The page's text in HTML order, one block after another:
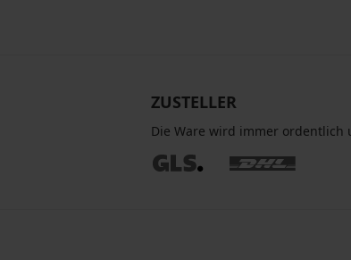
ZUSTELLER
Die Ware wird immer